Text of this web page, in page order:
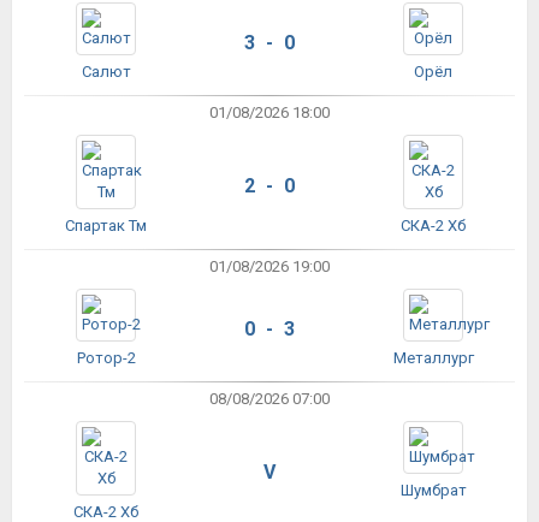
Салют
3 - 0
Орёл
01/08/2026 18:00
Спартак Тм
2 - 0
СКА-2 Хб
01/08/2026 19:00
Ротор-2
0 - 3
Металлург
08/08/2026 07:00
СКА-2 Хб
V
Шумбрат